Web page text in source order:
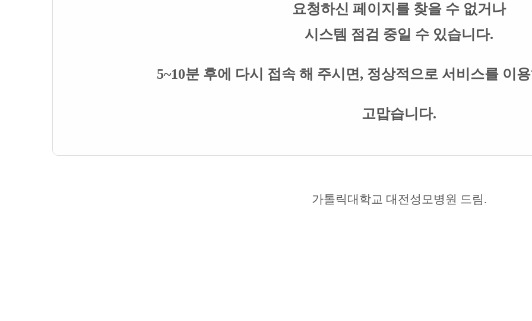
요청하신 페이지를 찾을 수 없거나
시스템 점검 중일 수 있습니다.
5~10분 후에 다시 접속 해 주시면, 정상적으로 서비스를 이
고맙습니다.
가톨릭대학교 대전성모병원 드림.